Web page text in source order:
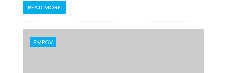
READ MORE
EMPOV